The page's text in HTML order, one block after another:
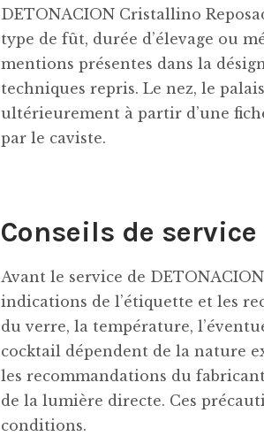
DETONACION Cristallino
type de fût, durée d’élevage ou
mentions présentes dans la
techniques repris. Le nez, le
ultérieurement à partir d’une
par le caviste.
Conseils de
Avant le service de
indications de l’étiquette et les
du verre, la température,
cocktail dépendent de la nature
les recommandations du
de la lumière directe. Ces
conditions.